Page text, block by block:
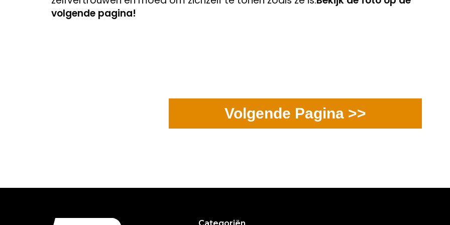
volgende pagina!
Volgende Pagina >>
Categoriën